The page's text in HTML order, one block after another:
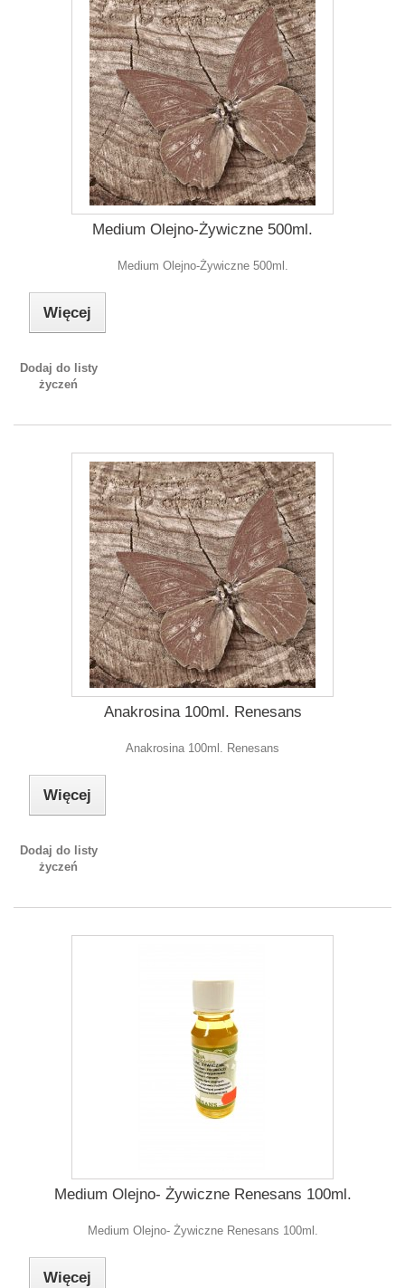
Medium Olejno-Żywiczne 500ml.
Medium Olejno-Żywiczne 500ml.
Więcej
Dodaj do listy
życzeń
Anakrosina 100ml. Renesans
Anakrosina 100ml. Renesans
Więcej
Dodaj do listy
życzeń
Medium Olejno- Żywiczne Renesans 100ml.
Medium Olejno- Żywiczne Renesans 100ml.
Więcej